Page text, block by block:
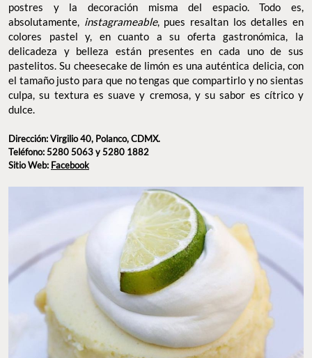
postres y la decoración misma del espacio. Todo es,
absolutamente, instagrameable, pues resaltan los detalles en
colores pastel y, en cuanto a su oferta gastronómica, la
delicadeza y belleza están presentes en cada uno de sus
pastelitos. Su cheesecake de limón es una auténtica delicia, con
el tamaño justo para que no tengas que compartirlo y no sientas
culpa, su textura es suave y cremosa, y su sabor es cítrico y
dulce.
Dirección: Virgilio 40, Polanco, CDMX.
Teléfono: 5280 5063 y 5280 1882
Sitio Web: Facebook